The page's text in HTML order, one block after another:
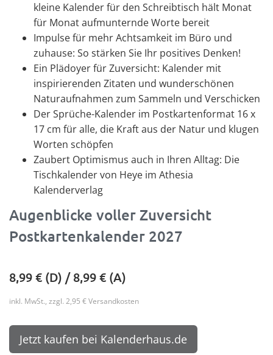
kleine Kalender für den Schreibtisch hält Monat
für Monat aufmunternde Worte bereit
Impulse für mehr Achtsamkeit im Büro und
zuhause: So stärken Sie Ihr positives Denken!
Ein Plädoyer für Zuversicht: Kalender mit
inspirierenden Zitaten und wunderschönen
Naturaufnahmen zum Sammeln und Verschicken
Der Sprüche-Kalender im Postkartenformat 16 x
17 cm für alle, die Kraft aus der Natur und klugen
Worten schöpfen
Zaubert Optimismus auch in Ihren Alltag: Die
Tischkalender von Heye im Athesia
Kalenderverlag
Augenblicke voller Zuversicht
Postkartenkalender 2027
8,99€ (D) /8,99€ (A)
inkl. MwSt., zzgl. 2,95 € Versandkosten
Jetzt kaufen bei Kalenderhaus.de